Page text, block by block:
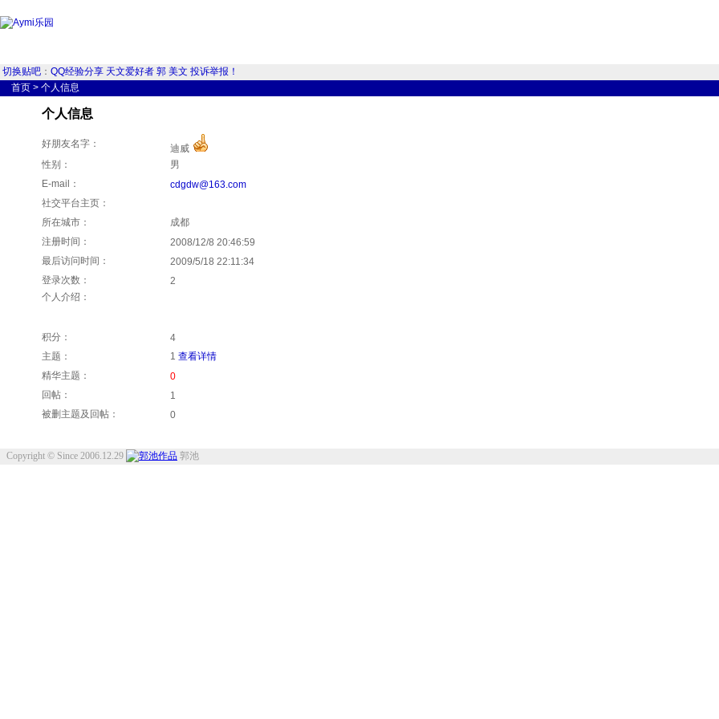
切换贴吧 ： QQ经验分享 天文爱好者 郭 美文 投诉举报！
首页 > 个人信息
个人信息
好朋友名字：
迪威
性别：
男
E-mail：
cdgdw@163.com
社交平台主页：
所在城市：
成都
注册时间：
2008/12/8 20:46:59
最后访问时间：
2009/5/18 22:11:34
登录次数：
2
个人介绍：
积分：
4
主题：
1 查看详情
精华主题：
0
回帖：
1
被删主题及回帖：
0
Copyright © Since 2006.12.29 郭池